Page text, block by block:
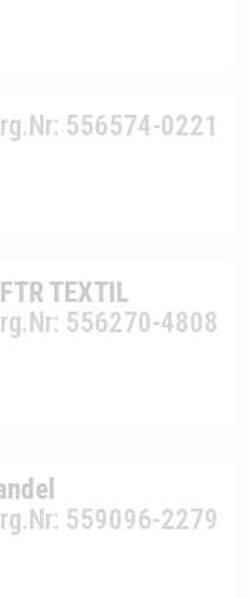
556574-0221
TEXTIL
556270-4808
559096-2279